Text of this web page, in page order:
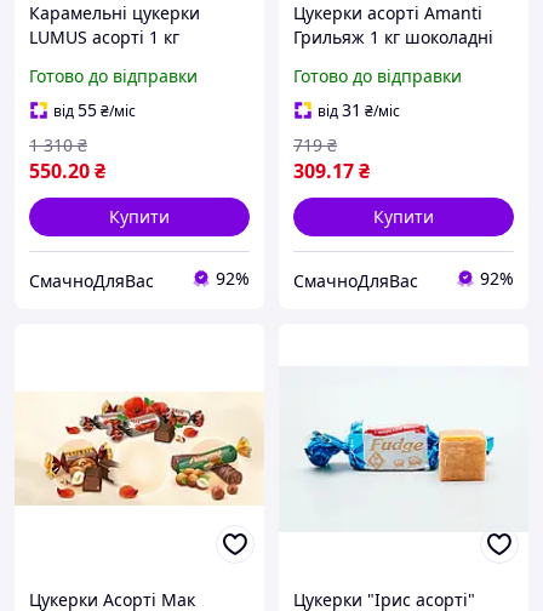
Карамельні цукерки
LUMUS асорті 1 кг
різними смаками, ,
солодка карамель м яка
карамель для чаю та
щоденного
Готово до відправки
від55₴/міс
550.20₴
1 310 ₴
Купити
СмачноДляВас 92%
Цукерки асорті Amanti
Грильяж 1 кг шоколадні
начинкою преміум
солодощі для чаю та
святкового столу
Готово до відправки
від31 ₴/міс
309.17₴
719 ₴
Купити
СмачноДляВас 92%
Цукерки Асорті Мак Цукерки "Ірис асорті"